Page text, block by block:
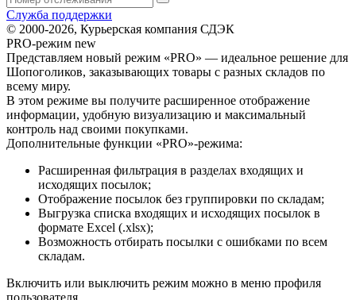
Служба поддержки
© 2000-2026, Курьерская компания СДЭК
PRO-режим new
Представляем новый режим «PRO» — идеальное решение для
Шопоголиков, заказывающих товары с разных складов по
всему миру.
В этом режиме вы получите расширенное отображение
информации, удобную визуализацию и максимальный
контроль над своими покупками.
Дополнительные функции «PRO»-режима:
Расширенная фильтрация в разделах входящих и
исходящих посылок;
Отображение посылок без группировки по складам;
Выгрузка списка входящих и исходящих посылок в
формате Excel (.xlsx);
Возможность отбирать посылки с ошибками по всем
складам.
Включить или выключить режим можно в меню профиля
пользователя.